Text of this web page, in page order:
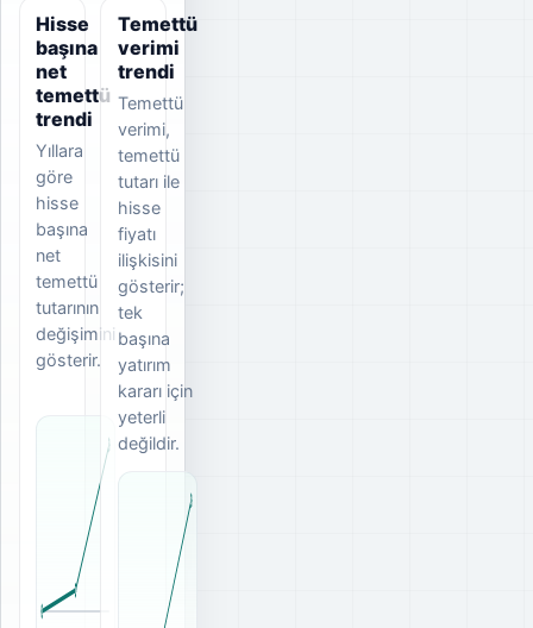
Hisse
başına
net
temettü
trendi
Yıllara
göre
hisse
başına
net
temettü
tutarının
değişimini
gösterir.
Temettü
verimi
trendi
Temettü
verimi,
temettü
tutarı ile
hisse
fiyatı
ilişkisini
gösterir;
tek
başına
yatırım
kararı için
yeterli
değildir.